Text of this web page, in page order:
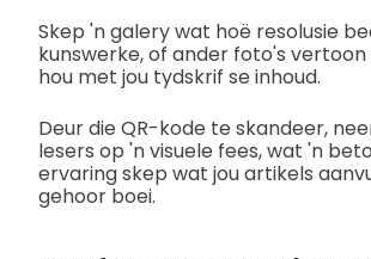
Skep 'n galery wat hoë resolusie
kunswerke, of ander foto's
hou met jou tydskrif se inhoud.
Deur die QR-kode te skandeer,
lesers op 'n visuele fees, wat 'n
ervaring skep wat jou artikels
gehoor boei.